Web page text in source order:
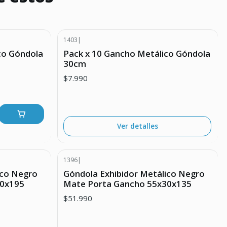
Góndola
1403 |
Pack x 10 Gancho Metálico Góndola
30cm
$7.990
Ver detalles
Negro
1396|
Góndola Exhibidor Metálico Negro
Mate Porta Gancho 55x30x135
$51.990